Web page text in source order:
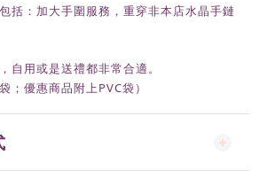
括：加大手圍服務，重穿非本店水晶手鏈
自用或是送禮都非常合適。
；優惠商品附上PVC袋）